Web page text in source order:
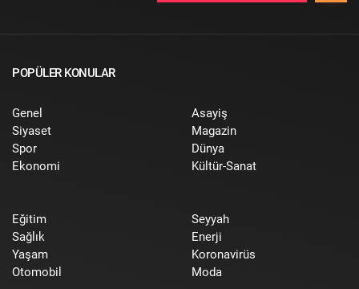
POPÜLER KONULAR
Genel
Siyaset
Spor
Ekonomi
Asayiş
Magazin
Dünya
Kültür-Sanat
Eğitim
Sağlık
Yaşam
Otomobil
Seyyah
Enerji
Koronavirüs
Moda